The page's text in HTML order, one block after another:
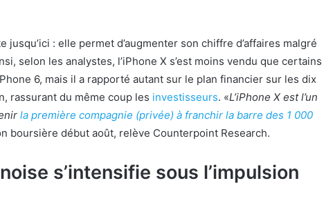
jusqu’ici : elle permet d’augmenter son chiffre d’affaires malgré
selon les analystes, l’iPhone X s’est moins vendu que certains
6, mais il a rapporté autant sur le plan financier sur les dix
rassurant du même coup les investisseurs. «L’iPhone X est l’un
la première compagnie (privée) à franchir la barre des 1 000
boursière début août, relève Counterpoint Research.
s’intensifie sous l’impulsion